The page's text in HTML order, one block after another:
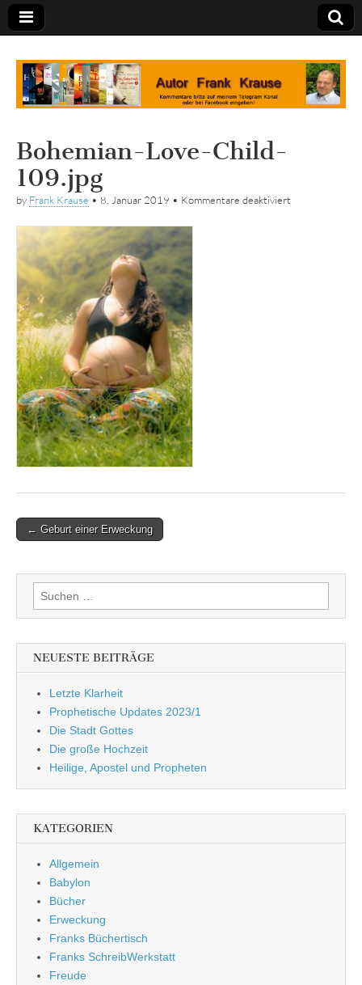
Tagebuch
Bohemian-Love-Child-
109.jpg
by Frank Krause • 8. Januar 2019 • Kommentare deaktiviert
Post
← Geburt einer Erweckung
Suchen
nach:
NEUESTE BEITRÄGE
Letzte Klarheit
Prophetische Updates 2023/1
Die Stadt Gottes
Die große Hochzeit
Heilige, Apostel und Propheten
KATEGORIEN
Allgemein
Babylon
Bücher
Erweckung
Franks Büchertisch
Franks SchreibWerkstatt
Freude